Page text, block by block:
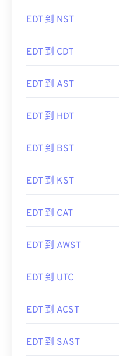
EDT 到 NST
EDT 到 CDT
EDT 到 AST
EDT 到 HDT
EDT 到 BST
EDT 到 KST
EDT 到 CAT
EDT 到 AWST
EDT 到 UTC
EDT 到 ACST
EDT 到 SAST